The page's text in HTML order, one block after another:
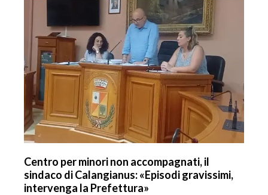
Centro per minori non accompagnati, il
sindaco di Calangianus: «Episodi gravissimi,
intervenga la Prefettura»